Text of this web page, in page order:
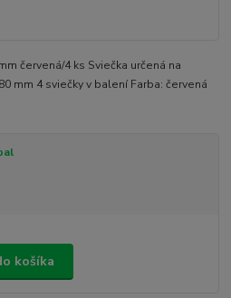
červená/4 ks Sviečka určená na
mm 4 sviečky v balení Farba: červená
košíka